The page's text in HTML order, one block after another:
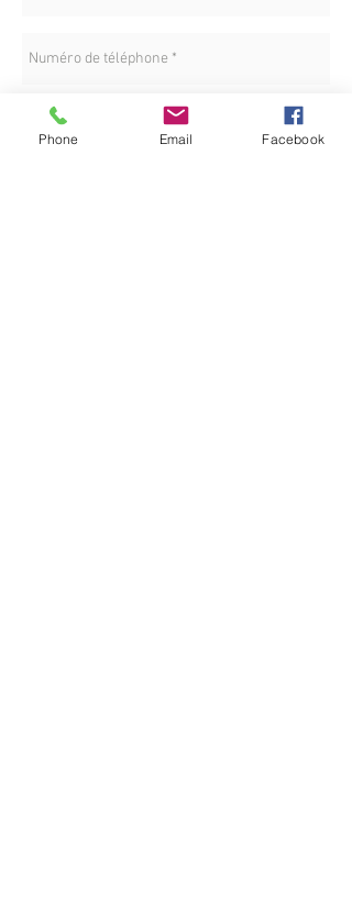
Phone Email Facebook